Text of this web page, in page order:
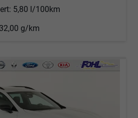
5,80 l/100km
g/km